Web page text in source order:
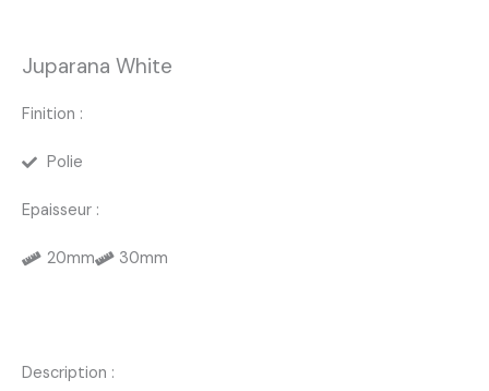
Juparana White
Finition :
Polie
Epaisseur :
20mm 30mm
Description :